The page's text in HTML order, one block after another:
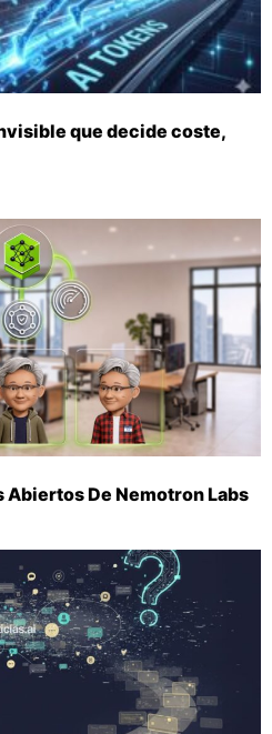
que decide coste,
Abiertos De Nemotron Labs